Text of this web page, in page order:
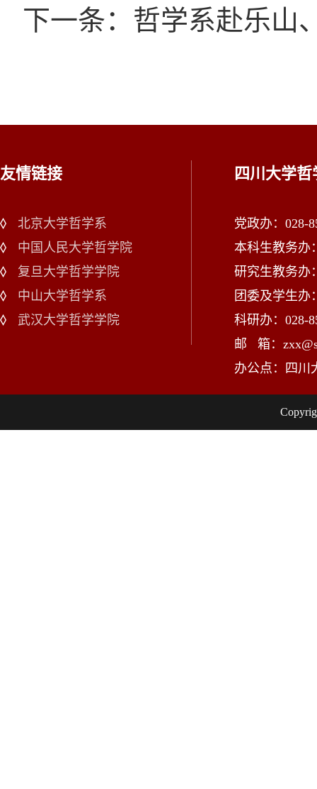
下一条：哲学系赴乐山
友情链接
北京大学哲学系
中国人民大学哲学院
复旦大学哲学学院
中山大学哲学系
武汉大学哲学学院
四川大学哲
党政办：028-
本科生教务办
研究生教务办
团委及学生办
科研办：028-
邮 箱：
办公点：四川